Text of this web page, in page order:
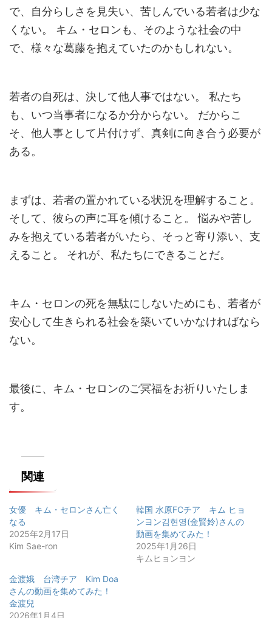
で、自分らしさを見失い、苦しんでいる若者は少な
くない。 キム・セロンも、そのような社会の中
で、様々な葛藤を抱えていたのかもしれない。
若者の自死は、決して他人事ではない。 私たち
も、いつ当事者になるか分からない。 だからこ
そ、他人事として片付けず、真剣に向き合う必要が
ある。
まずは、若者の置かれている状況を理解すること。
そして、彼らの声に耳を傾けること。 悩みや苦し
みを抱えている若者がいたら、そっと寄り添い、支
えること。 それが、私たちにできることだ。
キム・セロンの死を無駄にしないためにも、若者が
安心して生きられる社会を築いていかなければなら
ない。
最後に、キム・セロンのご冥福をお祈りいたしま
す。
関連
女優 キム・セロンさん亡く
なる
2025年2月17日
Kim Sae-ron
韓国 水原FCチア キム ヒョ
ンヨン김현영(金賢姈)さんの
動画を集めてみた！
2025年1月26日
キムヒョンヨン
金渡娥 台湾チア Kim Doa
さんの動画を集めてみた！
金渡兒
2026年1月4日